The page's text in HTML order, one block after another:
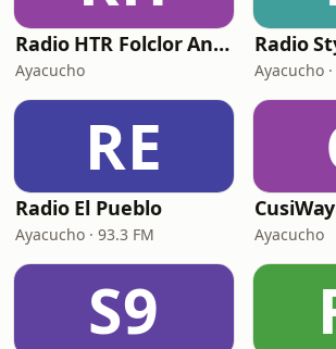
Radio HTR Folclor Andino
Ayacucho
Radio
Ayacucho
RE
Radio El Pueblo
Ayacucho · 93.3 FM Ayacucho
S9